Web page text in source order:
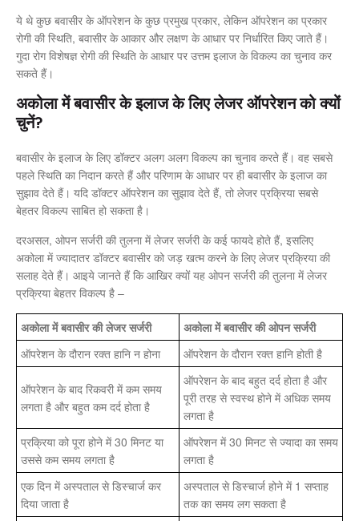
ये थे कुछ बवासीर के ऑपरेशन के कुछ प्रमुख प्रकार, लेकिन ऑपरेशन का प्रकार
रोगी की स्थिति, बवासीर के आकार और लक्षण के आधार पर निर्धारित किए जाते हैं।
गुदा रोग विशेषज्ञ रोगी की स्थिति के आधार पर उत्तम इलाज के विकल्प का चुनाव कर
सकते हैं।
अकोला में बवासीर के इलाज के लिए लेजर ऑपरेशन को क्यों
चुनें?
बवासीर के इलाज के लिए डॉक्टर अलग अलग विकल्प का चुनाव करते हैं। वह सबसे
पहले स्थिति का निदान करते हैं और परिणाम के आधार पर ही बवासीर के इलाज का
सुझाव देते हैं। यदि डॉक्टर ऑपरेशन का सुझाव देते हैं, तो लेजर प्रक्रिया सबसे
बेहतर विकल्प साबित हो सकता है।
दरअसल, ओपन सर्जरी की तुलना में लेजर सर्जरी के कई फायदे होते हैं, इसलिए
अकोला में ज्यादातर डॉक्टर बवासीर को जड़ खत्म करने के लिए लेजर प्रक्रिया की
सलाह देते हैं। आइये जानते हैं कि आखिर क्यों यह ओपन सर्जरी की तुलना में लेजर
प्रक्रिया बेहतर विकल्प है –
अकोला में बवासीर की लेजर सर्जरी
अकोला में बवासीर की ओपन सर्जरी
ऑपरेशन के दौरान रक्त हानि न होना
ऑपरेशन के दौरान रक्त हानि होती है
ऑपरेशन के बाद रिकवरी में कम समय
लगता है और बहुत कम दर्द होता है
ऑपरेशन के बाद बहुत दर्द होता है और
पूरी तरह से स्वस्थ होने में अधिक समय
लगता है
प्रक्रिया को पूरा होने में 30 मिनट या
उससे कम समय लगता है
ऑपरेशन में 30 मिनट से ज्यादा का समय
लगता है
एक दिन में अस्पताल से डिस्चार्ज कर
दिया जाता है
अस्पताल से डिस्चार्ज होने में 1 सप्ताह
तक का समय लग सकता है